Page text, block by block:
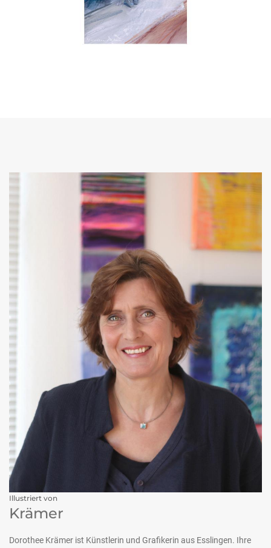
Illustriert von
Krämer
Dorothee Krämer ist Künstlerin und Grafikerin aus Esslingen. Ihre